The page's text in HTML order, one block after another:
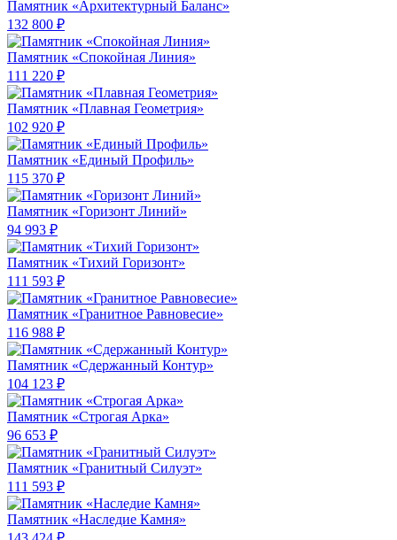
Памятник «Архитектурный Баланс»
132 800 ₽
Памятник «Спокойная Линия»
111 220 ₽
Памятник «Плавная Геометрия»
102 920 ₽
Памятник «Единый Профиль»
115 370 ₽
Памятник «Горизонт Линий»
94 993 ₽
Памятник «Тихий Горизонт»
111 593 ₽
Памятник «Гранитное Равновесие»
116 988 ₽
Памятник «Сдержанный Контур»
104 123 ₽
Памятник «Строгая Арка»
96 653 ₽
Памятник «Гранитный Силуэт»
111 593 ₽
Памятник «Наследие Камня»